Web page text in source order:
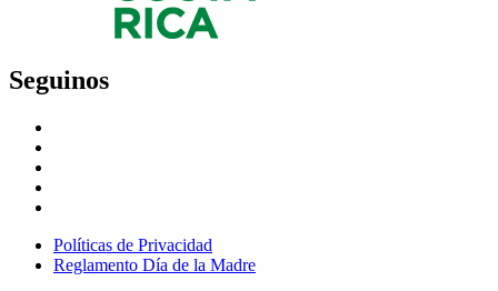
Seguinos
Políticas de Privacidad
Reglamento Día de la Madre